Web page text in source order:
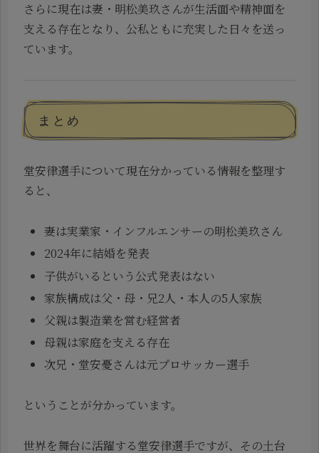
さらに現在は妻・明松美玖さんが生活面や精神面を
支える存在となり、公私ともに充実した日々を送っ
ています。
まとめ
堂安律選手について現在分かっている情報を整理す
ると、
妻は実業家・インフルエンサーの明松美玖さん
2024年に結婚を発表
子供がいるという公式発表はない
家族構成は父・母・兄2人・本人の5人家族
父親は製造業を営む経営者
母親は家庭を支える存在
次兄・堂安憂さんは元プロサッカー選手
ということが分かっています。
世界を舞台に活躍する堂安律選手ですが、その土台